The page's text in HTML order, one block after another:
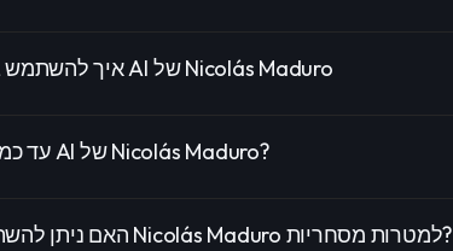
איך להשתמש במחולל הקול AI של Nicolás Maduro
עד כמה מדויק הקול AI של Nicolás Maduro?
האם ניתן להשתמש בקול של Nicolás Maduro למטרות מסחריות?